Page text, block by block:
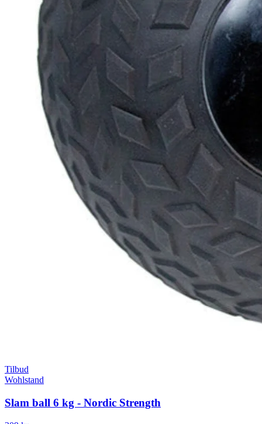
Tilbud
Wohlstand
Slam ball 6 kg - Nordic Strength